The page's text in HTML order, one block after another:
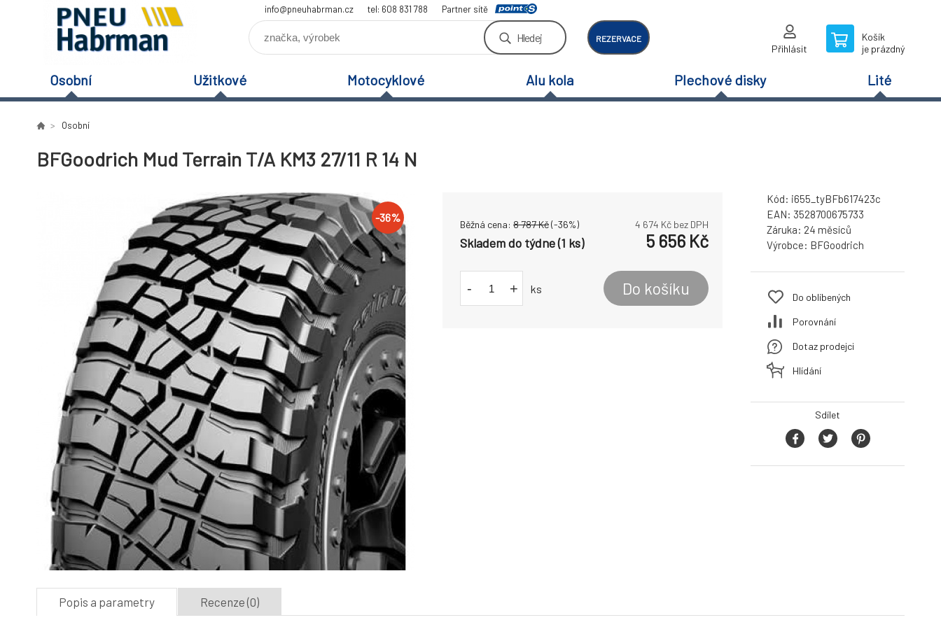
info@pneuhabrman.cz tel: 608 831 788 Partner sítě
Hledej REZERVACE
Přihlásit
Košík
je prázdný
Osobní Užitkové Motocyklové Alu kola Plechové disky Lité
Osobní
BFGoodrich Mud Terrain T/A KM3 27/11 R 14 N
-36%
Běžná cena: 8 787Kč(-36%) 4 674 Kč bez DPH
Skladem do týdne (1 ks) 5 656 Kč
- + ks Do košíku
Kód: i655_tyBFb617423c
EAN: 3528700675733
Záruka: 24 měsíců
Výrobce: BFGoodrich
Do oblíbených
Porovnání
Dotaz prodejci
Hlídání
Sdílet
Popis a parametry Recenze (0)